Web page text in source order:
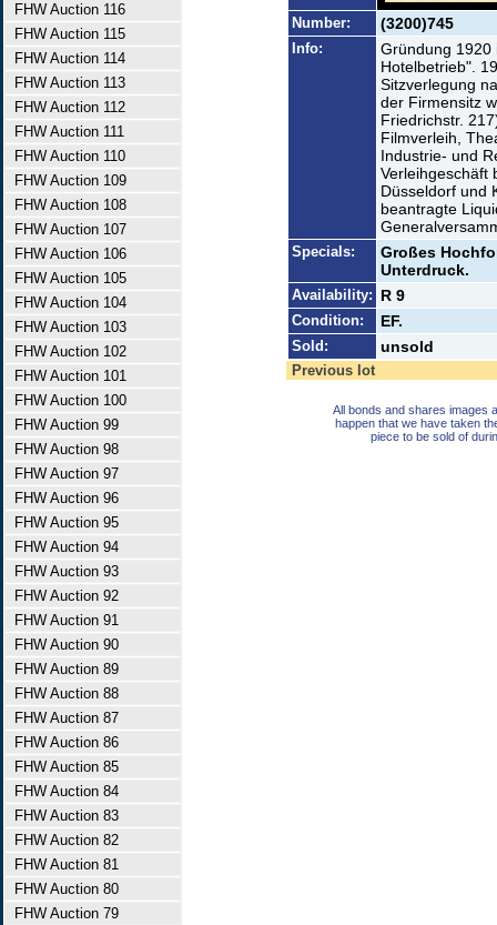
FHW Auction 116
FHW Auction 115
FHW Auction 114
FHW Auction 113
FHW Auction 112
FHW Auction 111
FHW Auction 110
FHW Auction 109
FHW Auction 108
FHW Auction 107
FHW Auction 106
FHW Auction 105
FHW Auction 104
FHW Auction 103
FHW Auction 102
FHW Auction 101
FHW Auction 100
FHW Auction 99
FHW Auction 98
FHW Auction 97
FHW Auction 96
FHW Auction 95
FHW Auction 94
FHW Auction 93
FHW Auction 92
FHW Auction 91
FHW Auction 90
FHW Auction 89
FHW Auction 88
FHW Auction 87
FHW Auction 86
FHW Auction 85
FHW Auction 84
FHW Auction 83
FHW Auction 82
FHW Auction 81
FHW Auction 80
FHW Auction 79
Number: (3200)745
Info:
Gründung 1920
Hotelbetrieb".
Sitzverlegung
der Firmensitz
Friedrichstr.
Filmverleih,
Industrie- und
Verleihgeschäft
Düsseldorf und
beantragte
Specials:
Großes
Unterdruck.
Availability: R 9
Condition: EF.
Sold: unsold
Previous lot
All bonds and shares images
happen that we have taken
piece to be sold of